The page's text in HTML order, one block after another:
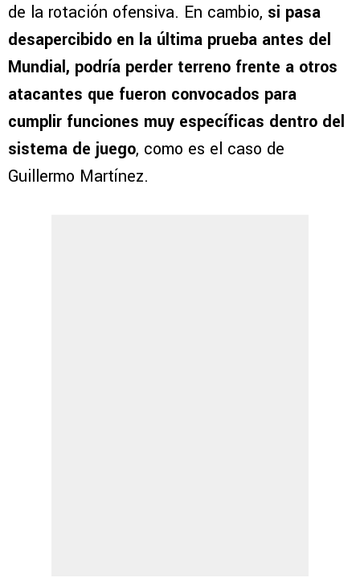
de la rotación ofensiva. En cambio, si pasa
desapercibido en la última prueba antes del
Mundial, podría perder terreno frente a otros
atacantes que fueron convocados para
cumplir funciones muy específicas dentro del
sistema de juego, como es el caso de
Guillermo Martínez.